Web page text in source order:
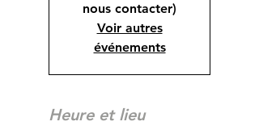
nous contacter)
Voir autres
événements
Heure et lieu